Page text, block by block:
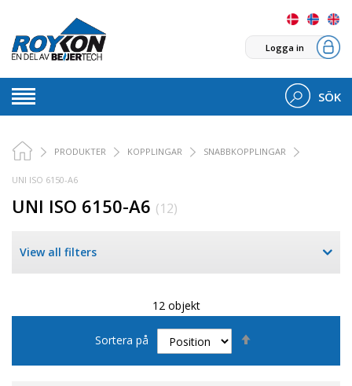
Logga in
SÖK
PRODUKTER KOPPLINGAR SNABBKOPPLINGAR
UNI ISO 6150-A6
UNI ISO 6150-A6 (12)
View all filters
12 objekt
Sortera på